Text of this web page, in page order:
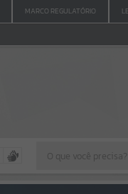
MARCO REGULATÓRIO